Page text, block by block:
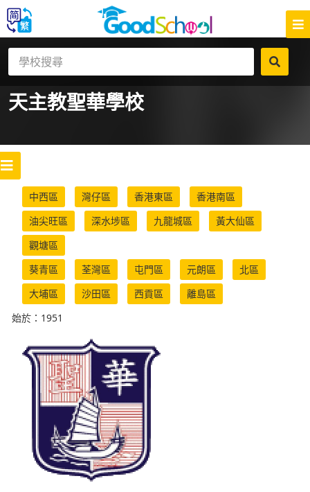
天主教聖華學校
中西區 灣仔區 香港東區
香港南區
油尖旺區
深水埗區 九龍城區
黃大仙區
觀塘區
葵青區
荃灣區 屯門區 元朗區
北區
大埔區
沙田區 西貢區
離島區
始於：1951